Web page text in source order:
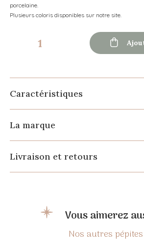
porcelaine.
Plusieurs coloris disponibles sur notre site.

Caractéristiques
La marque
Livraison et retours
Vous aimerez